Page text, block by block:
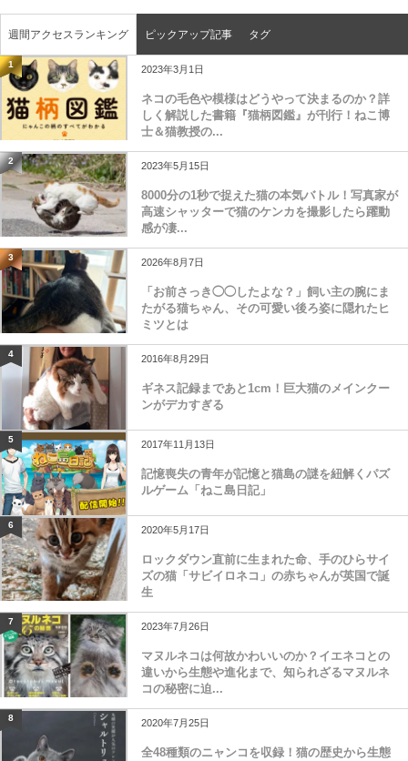
週間アクセスランキング ピックアップ記事 タグ
1 2023年3月1日
ネコの毛色や模様はどうやって決まるのか？詳
しく解説した書籍『猫柄図鑑』が刊行！ねこ博
士＆猫教授の...
2 2023年5月15日
8000分の1秒で捉えた猫の本気バトル！写真家が
高速シャッターで猫のケンカを撮影したら躍動
感が凄...
3 2026年8月7日
「お前さっき◯◯したよな？」飼い主の腕にま
たがる猫ちゃん、その可愛い後ろ姿に隠れたヒ
ミツとは
4 2016年8月29日
ギネス記録まであと1cm！巨大猫のメインクー
ンがデカすぎる
5 2017年11月13日
記憶喪失の青年が記憶と猫島の謎を紐解くパズ
ルゲーム「ねこ島日記」
6 2020年5月17日
ロックダウン直前に生まれた命、手のひらサイ
ズの猫「サビイロネコ」の赤ちゃんが英国で誕
生
7 2023年7月26日
マヌルネコは何故かわいいのか？イエネコとの
違いから生態や進化まで、知られざるマヌルネ
コの秘密に迫...
8 2020年7月25日
全48種類のニャンコを収録！猫の歴史から生態